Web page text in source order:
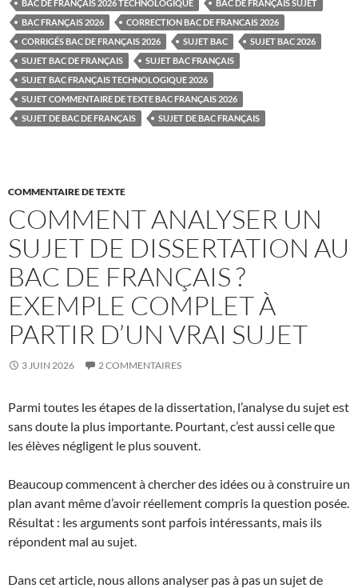
BAC DE FRANÇAIS 2026 TECHNOLOGIQUE
BAC DE FRANÇAIS SUJET
BAC FRANÇAIS 2026
CORRECTION BAC DE FRANCAIS 2026
CORRIGÉS BAC DE FRANÇAIS 2026
SUJET BAC
SUJET BAC 2026
SUJET BAC DE FRANÇAIS
SUJET BAC FRANÇAIS
SUJET BAC FRANÇAIS TECHNOLOGIQUE 2026
SUJET COMMENTAIRE DE TEXTE BAC FRANÇAIS 2026
SUJET DE BAC DE FRANÇAIS
SUJET DE BAC FRANÇAIS
COMMENTAIRE DE TEXTE
COMMENT ANALYSER UN
SUJET DE DISSERTATION AU
BAC DE FRANÇAIS ?
EXEMPLE COMPLET À
PARTIR D’UN VRAI SUJET
3 JUIN 2026 2 COMMENTAIRES
Parmi toutes les étapes de la dissertation, l’analyse du sujet est
sans doute la plus importante. Pourtant, c’est aussi celle que
les élèves négligent le plus souvent.
Beaucoup commencent à chercher des idées ou à construire un
plan avant même d’avoir réellement compris la question posée.
Résultat : les arguments sont parfois intéressants, mais ils
répondent mal au sujet.
Dans cet article, nous allons analyser pas à pas un sujet de